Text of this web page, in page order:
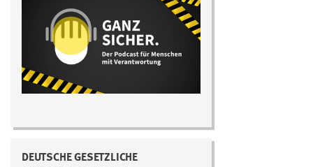
DEUTSCHE GESETZLICHE